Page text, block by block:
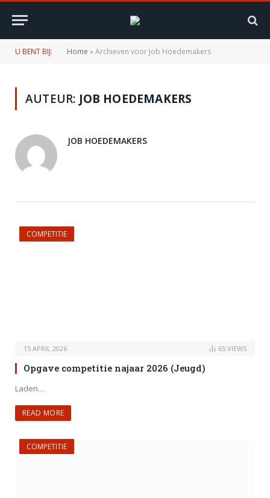
U BENT BIJ: Home »Archieven voor Job Hoedemakers
AUTEUR: JOB HOEDEMAKERS
JOB HOEDEMAKERS
COMPETITIE
15 APRIL 2026 65 VIEWS
Opgave competitie najaar 2026 (Jeugd)
Laden…
READ MORE
COMPETITIE